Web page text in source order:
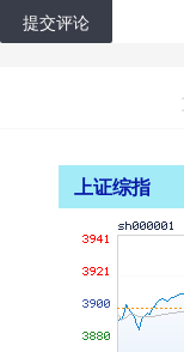
提交评论
上证综指